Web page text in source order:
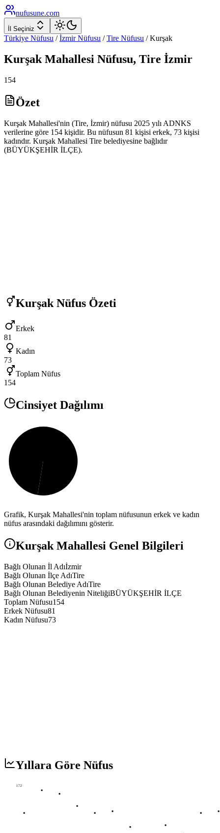
nufusune.com
İl Seçiniz
Türkiye Nüfusu / İzmirNüfusu / Tire Nüfusu /Kurşak
Kurşak Mahallesi Nüfusu, Tire İzmir
154
Özet
Kurşak Mahallesi'nin (Tire, İzmir) nüfusu 2025 yılı ADNKS
verilerine göre 154 kişidir. Bu nüfusun 81 kişisi erkek, 73 kişisi
kadındır. Kurşak Mahallesi Tire belediyesine bağlıdır
(BÜYÜKŞEHİR İLÇE).
Kurşak Nüfus Özeti
Erkek
81
Kadın
73
Toplam Nüfus
154
Cinsiyet Dağılımı
Grafik, Kurşak Mahallesi'nin toplam nüfusunun erkek ve kadın
nüfus arasındaki dağılımını gösterir.
Kurşak Mahallesi Genel Bilgileri
Bağlı Olunan İl Adıİzmir
Bağlı Olunan İlçe AdıTire
Bağlı Olunan Belediye AdıTire
Bağlı Olunan Belediyenin NiteliğiBÜYÜKŞEHİR İLÇE
Toplam Nüfusu154
Erkek Nüfusu81
Kadın Nüfusu73
Yıllara Göre Nüfus
172